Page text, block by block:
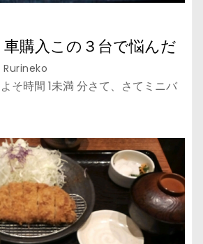
購入この３台で悩んだ
Rurineko
そ時間 1未満 分さて、さてミニバ